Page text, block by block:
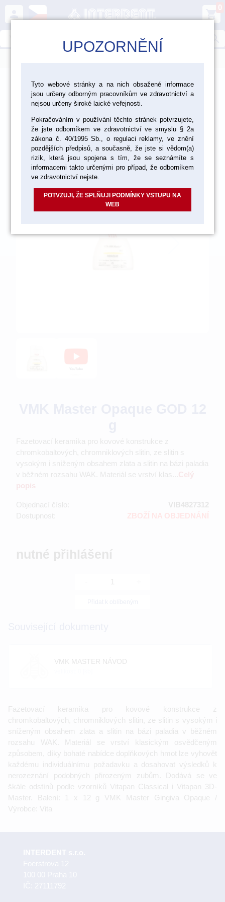
person shopping_cart
0
> Laboratoř > Materiály pro fazetování a inleje >
Kovokeramika Vita > Vita VMK Master
VMK Master společné materiály pro Classical/3D >
Opaque 12 g / 50 g
akce
Fazetovací keramika pro kovové konstrukce z
chromkobaltových, chromniklových slitin, ze slitin s
vysokým i sníženým obsahem zlata a slitin na bázi paladia
v běžném rozsahu WAK. Materiál se vrství klas...
Objednací číslo:
VIB4827312
Dostupnost:
ZBOŽÍ NA OBJEDNÁNÍ
nutné přihlášení
VMK MASTER NÁVOD
Fazetovací keramika pro kovové konstrukce z
chromkobaltových, chromniklových slitin, ze slitin s vysokým i
sníženým obsahem zlata a slitin na bázi paladia v běžném
rozsahu WAK. Materiál se vrství klasickým osvědčeným
způsobem, díky bohaté nabídce doplňkových hmot lze vyhovět
každému individuálnímu požadavku a dosahovat výsledků k
nerozeznání podobných přirozeným zubům. Dodává se ve
škále odstínů podle vzorníků Vitapan Classical i Vitapan 3D-
Master. Balení: 1 x 12 g VMK Master Gingiva Opaque /
Výrobce: Vita
UPOZORNĚNÍ
Tyto webové stránky a na nich obsažené informace
jsou určeny odborným pracovníkům ve zdravotnictví a
nejsou určeny široké laické veřejnosti.
Pokračováním v používání těchto stránek potvrzujete,
že jste odborníkem ve zdravotnictví ve smyslu § 2a
zákona č. 40/1995 Sb., o regulaci reklamy, ve znění
pozdějších předpisů, a současně, že jste si vědom(a)
rizik, která jsou spojena s tím, že se seznámíte s
informacemi takto určenými pro případ, že odborníkem
ve zdravotnictví nejste.
POTVZUJI, ŽE SPLŇUJI PODMÍNKY VSTUPU NA
WEB